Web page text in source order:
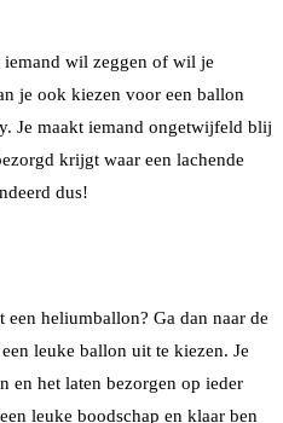
iemand wil zeggen of wil je
je ook kiezen voor een ballon
Je maakt iemand ongetwijfeld blij
krijgt waar een lachende
dus!
een heliumballon? Ga dan naar de
leuke ballon uit te kiezen. Je
en het laten bezorgen op ieder
leuke boodschap en klaar ben